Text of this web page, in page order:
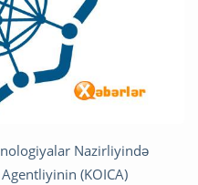
Nazirliyində
(KOICA)